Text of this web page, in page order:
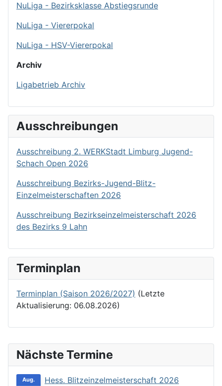
Nächste Termine
Aug.
Hess. Blitzeinzelmeisterschaft 2026
NuLiga - Bezirksklasse Abstiegsrunde
NuLiga - Viererpokal
NuLiga - HSV-Viererpokal
Archiv
Ligabetrieb Archiv
Ausschreibungen
Ausschreibung 2. WERKStadt Limburg Jugend-
Schach Open 2026
Ausschreibung Bezirks-Jugend-Blitz-
Einzelmeisterschaften 2026
Ausschreibung Bezirkseinzelmeisterschaft 2026
des Bezirks 9 Lahn
Terminplan
Terminplan (Saison 2026/2027) (Letzte
Aktualisierung: 06.08.2026)